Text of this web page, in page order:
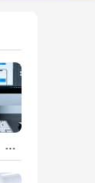
告别 Token 焦虑，让 AI Agent 24 小时为你打工